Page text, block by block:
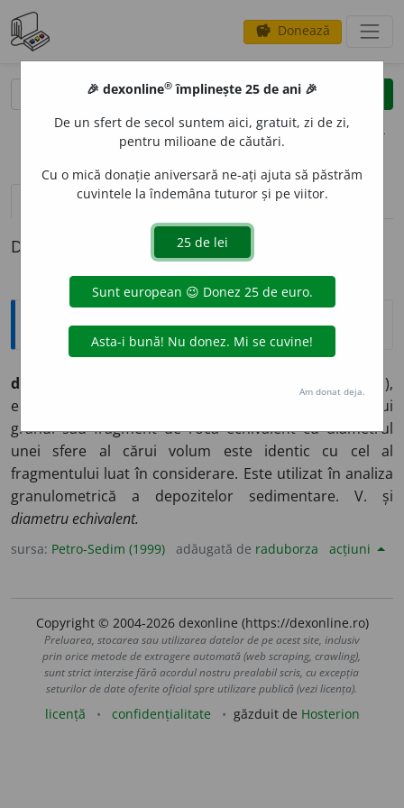
savings Donează
clear
opțiuni
definiții (1)
Definiția cu ID-ul 528307:
Jargon
diametru nominal,
(sedim.),
element liniar prin care se exprimă diametrul unui
granul sau fragment de rocă echivalent cu diametrul
unei sfere al cărui volum este identic cu cel al
fragmentului luat în considerare. Este utilizat în analiza
granulometrică a depozitelor sedimentare. V. și
diametru echivalent.
sursa: Petro-Sedim (1999) adăugată de raduborza acțiuni
Copyright © 2004-2026 dexonline (https://dexonline.ro)
Preluarea, stocarea sau utilizarea datelor de pe acest site, inclusiv
prin orice metode de extragere automată (web scraping, crawling),
sunt strict interzise fără acordul nostru prealabil scris, cu excepția
seturilor de date oferite oficial spre utilizare publică (vezi licența).
licență confidențialitate găzduit de Hosterion
🎉 dexonline® împlinește 25 de ani 🎉
De un sfert de secol suntem aici, gratuit, zi de zi,
pentru milioane de căutări.
Cu o mică donație aniversară ne-ați ajuta să păstrăm
cuvintele la îndemâna tuturor și pe viitor.
Am donat deja.